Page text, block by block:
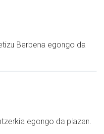
Berbena egongo da
egongo da plazan.